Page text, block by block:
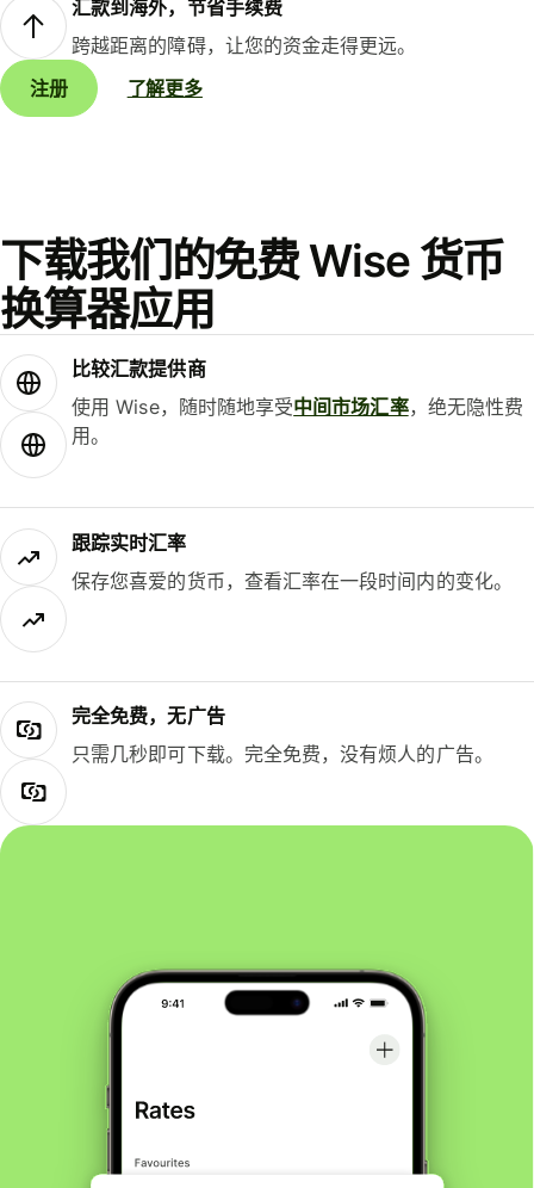
汇款到海外，节省手续费
跨越距离的障碍，让您的资金走得更远。
注册
了解更多
下载我们的免费 Wise 货币
换算器应用
比较汇款提供商
使用 Wise，随时随地享受中间市场汇率，绝无隐性费
用。
跟踪实时汇率
保存您喜爱的货币，查看汇率在一段时间内的变化。
完全免费，无广告
只需几秒即可下载。完全免费，没有烦人的广告。